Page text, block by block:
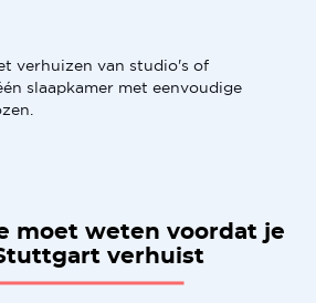
verhuizen van studio's of
slaapkamer met eenvoudige
moet weten voordat je
verhuist